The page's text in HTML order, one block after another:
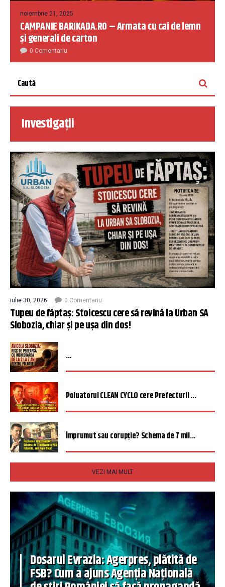
noiembrie 21, 2025
CAMPANIE BARIKADA.RO – Armata cu cai de lemn
și generali de carton
0 Comentariu
Investigații
iulie 30, 2026 0 Comentariu
Tupeu de făptaș: Stoicescu cere să revină la Urban SA
Slobozia, chiar și pe ușa din dos!
...
Poluatorul CLEAN CYCLO cere Prefecturii ...
Împrumut sau corupție? Schema de 7 mil...
VEZI MAI MULT
Dosarul Evrazia: Agerpres, plătită de
FSB? Cum a ajuns Agenția Națională